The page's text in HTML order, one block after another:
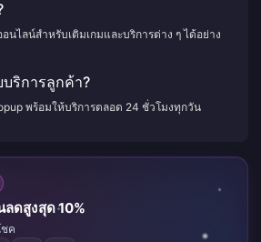
ไลน์สำหรับเติมเกมและบริการต่าง ๆ ได้อย่าง
บริการลูกค้า?
พร้อมให้บริการตลอด 24 ชั่วโมงทุกวัน
ดสูงสุด 10%
ค